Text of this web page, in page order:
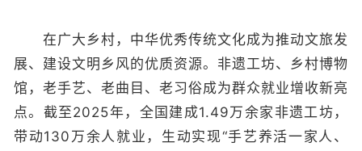
在广大乡村，中华优秀传统文化成为推动文旅发
展、建设文明乡风的优质资源。非遗工坊、乡村博物
馆，老手艺、老曲目、老习俗成为群众就业增收新亮
点。截至2025年，全国建成1.49万余家非遗工坊，
带动130万余人就业，生动实现“手艺养活一家人、